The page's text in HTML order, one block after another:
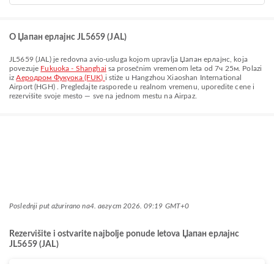
O Џапан ерлајнс JL5659 (JAL)
JL5659(JAL ) je redovna avio-usluga kojom upravlja Џапан ерлајнс , koja
povezuje Fukuoka - Shanghai sa prosečnim vremenom leta od7ч 25м. Polazi
izАеродром Фукуока (FUK) i stiže u Hangzhou Xiaoshan International
Airport (HGH)
. Pregledajte rasporede u realnom vremenu, uporedite cene i
rezervišite svoje mesto — sve na jednom mestu na Airpaz.
Poslednji put ažurirano na4. август 2026. 09:19 GMT+0
Rezervišite i ostvarite najbolje ponude letova Џапан ерлајнс
JL5659 (JAL)